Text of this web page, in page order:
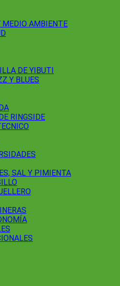
MEDIO AMBIENTE
DE YIBUTI
Y BLUES
RINGSIDE
SAL Y PIMIENTA